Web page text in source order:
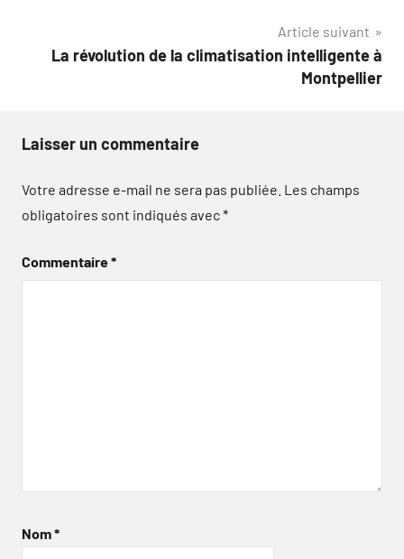
Article suivant
La révolution de la climatisation intelligente à
Montpellier
Laisser un commentaire
Votre adresse e-mail ne sera pas publiée. Les champs
obligatoires sont indiqués avec*
Commentaire*
Nom*